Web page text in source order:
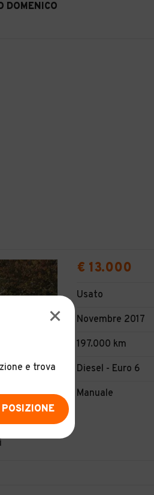
DOMENICO
€ 13.000
Usato
Novembre 2017
197.000 km
Diesel - Euro 6
Manuale
e trova